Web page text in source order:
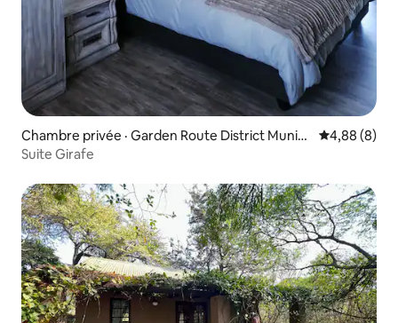
Chambre privée · Garden Route District Munici
pality
Note
4,88 (8)
Suite Girafe